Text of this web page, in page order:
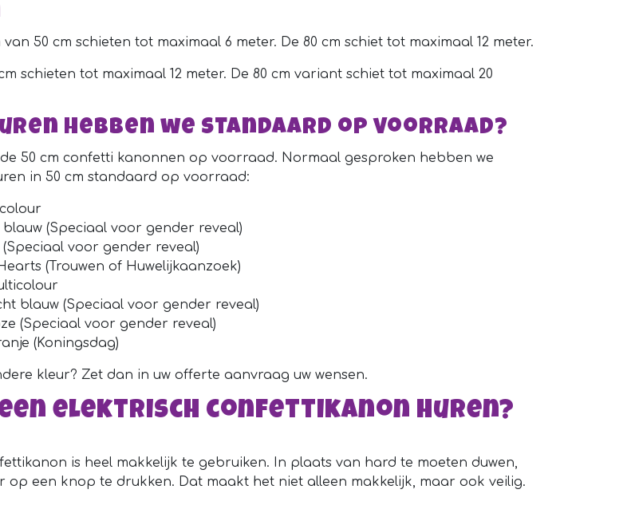
50 cm schieten tot maximaal 6 meter. De 80 cm schiet tot maximaal 12 meter.
schieten tot maximaal 12 meter. De 80 cm variant schiet tot maximaal 20
hebben we standaard op voorraad?
50 cm confetti kanonnen op voorraad. Normaal gesproken hebben we
in 50 cm standaard op voorraad:
(Speciaal voor gender reveal)
(Speciaal voor gender reveal)
(Trouwen of Huwelijkaanzoek)
blauw (Speciaal voor gender reveal)
(Speciaal voor gender reveal)
(Koningsdag)
kleur? Zet dan in uw offerte aanvraag uw wensen.
elektrisch confettikanon huren?
is heel makkelijk te gebruiken. In plaats van hard te moeten duwen,
op een knop te drukken. Dat maakt het niet alleen makkelijk, maar ook veilig.